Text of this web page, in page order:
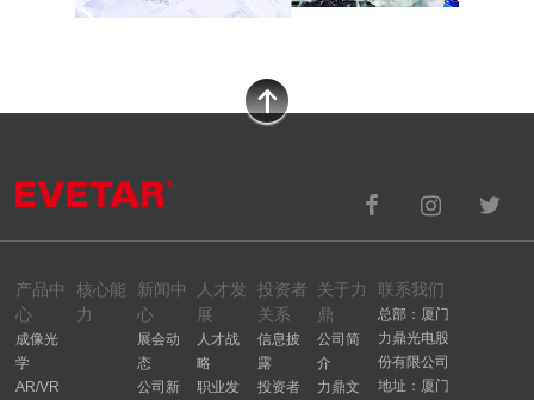
产品中
心
成像光
学
AR/VR
核心能
力
新闻中
心
展会动
态
公司新
人才发
展
人才战
略
职业发
投资者
关系
信息披
露
投资者
关于力
鼎
公司简
介
力鼎文
联系我们
总部：厦门
力鼎光电股
份有限公司
地址：厦门